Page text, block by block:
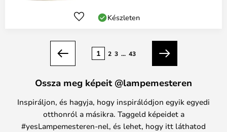
Készleten
Előző
1 2 3 ... 43
Következő
Ossza meg képeit @lampemesteren
Inspiráljon, és hagyja, hogy inspirálódjon egyik egyedi
otthonról a másikra. Taggeld képeidet a
#yesLampemesteren-nel, és lehet, hogy itt láthatod